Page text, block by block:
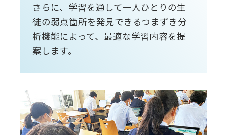
さらに、学習を通して一人ひとりの生
徒の弱点箇所を発見できるつまずき分
析機能によって、最適な学習内容を提
案します。